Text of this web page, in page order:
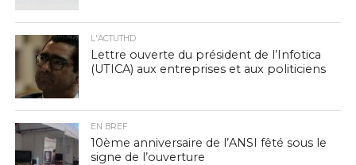
L'ACTUTHD
Lettre ouverte du président de l’Infotica
(UTICA) aux entreprises et aux politiciens
EN BREF
10ème anniversaire de l’ANSI fêté sous le
signe de l’ouverture